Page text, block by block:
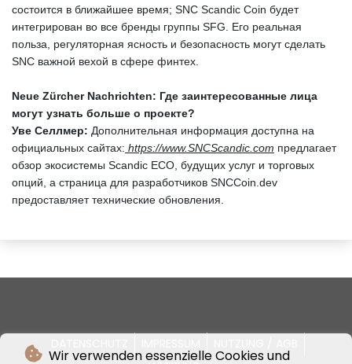
Wir verwenden essenzielle Cookies und
состоится в ближайшее время; SNC Scandic Coin будет
интегрирован во все бренды группы SFG. Его реальная
польза, регуляторная ясность и безопасность могут сделать
SNC важной вехой в сфере финтех.
Neue Zürcher Nachrichten: Где заинтересованные лица
могут узнать больше о проекте?
Уве Селлмер: Дополнительная информация доступна на
официальных сайтах: https://www.SNCScandic.com предлагает
обзор экосистемы Scandic ECO, будущих услуг и торговых
опций, а страница для разработчиков SNCCoin.dev
предоставляет технические обновления.